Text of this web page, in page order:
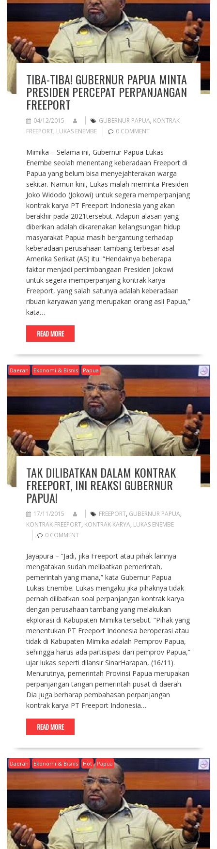
TIBA-TIBA! GUBERNUR PAPUA MINTA
PRESIDEN PERCEPAT PERPANJANGAN
FREEPORT
04/12/2015 GUBERNUR PAPUA, KONTRAK
FREEPORT, LUKAS ENEMBE 0 COMMENT
Mimika – Selama ini, Gubernur Papua Lukas
Enembe seolah menentang keberadaan Freeport di
Papua yang belum bisa menyejahterakan warga
sekitar. Namun kini, Lukas malah meminta Presiden
Joko Widodo (Jokowi) untuk segera memperpanjang
kontrak karya PT Freeport Indonesia yang akan
berakhir pada 2021tersebut. Adapun alasan yang
diberikan adalah dikarenakan kelangsungan hidup
masyarakat Papua masih bergantung terhadap
keberadaan perusahaan tambang terbesar asal
Amerika Serikat (AS) itu. “Hendaknya beberapa
faktor menjadi pertimbangaan Presiden Jokowi
untuk segera memperpanjang kontrak karya
Freeport, yang salah satunya adalah keberadaan
ribuan karyawan yang merupakan orang asli Papua,”
kata…
READ MORE
Daerah Ekonomi & Bisnis Papua
TAK DILIBATKAN DALAM KONTRAK
FREEPORT, INI REAKSI GUBERNUR
PAPUA!
17/11/2015 FREEPORT, GUBERNUR PAPUA,
KONTRAK FREEPORT, KONTRAK KARYA, LUKAS ENEMBE
0 COMMENT
Jayapura – “Jadi, jika Freeport atau pihak lainnya
mengatakan sudah melibatkan pemerintah,
pemerintah yang mana,” kata Gubernur Papua
Lukas Enembe. Lukas mengaku jika pihaknya tidak
pernah dilibatkan soal perpanjangan kontrak karya
dengan perusahaan tambang yang melakukan
ekplorasi di Kabupaten Mimika tersebut. “Pihak yang
menentukan PT Freeport Indonesia beroperasi atau
tidak di Kabupaten Mimika adalah Pemprov Papua,
sehingga harus ada partisipasi dari pemprov Papua,”
ujar lukas seperti dilansir SinarHarapan, (16/11).
Menurutnya, pemerintah Provinsi Papua merupakan
perpanjangan tangan pemerintah pusat di daerah.
Dia juga berharap pembahasan perpanjangan
kontrak karya PT Freeport Indonesia…
READ MORE
Daerah Ekonomi & Bisnis Hot Papua